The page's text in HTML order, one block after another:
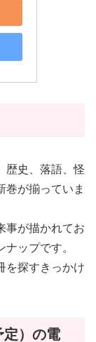
歴史、落語、怪
巻が揃っていま
事が描かれてお
ップです。
を探すきっかけ
定）の電